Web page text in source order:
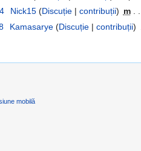
Nick15 (Discuție| contribuții) m . .
Kamasarye (Discuție| contribuții)
mobilă